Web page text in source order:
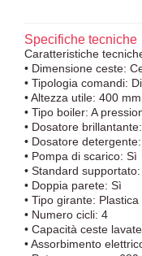
Specifiche tecniche
Caratteristiche
• Dimensione ceste:
• Tipologia comandi:
• Altezza utile: 400 mm
• Tipo boiler: A
• Dosatore
• Dosatore
• Pompa di scarico: Sì
• Standard
• Doppia parete: Sì
• Tipo girante: Plastica
• Numero cicli: 4
• Capacità ceste
• Assorbimento